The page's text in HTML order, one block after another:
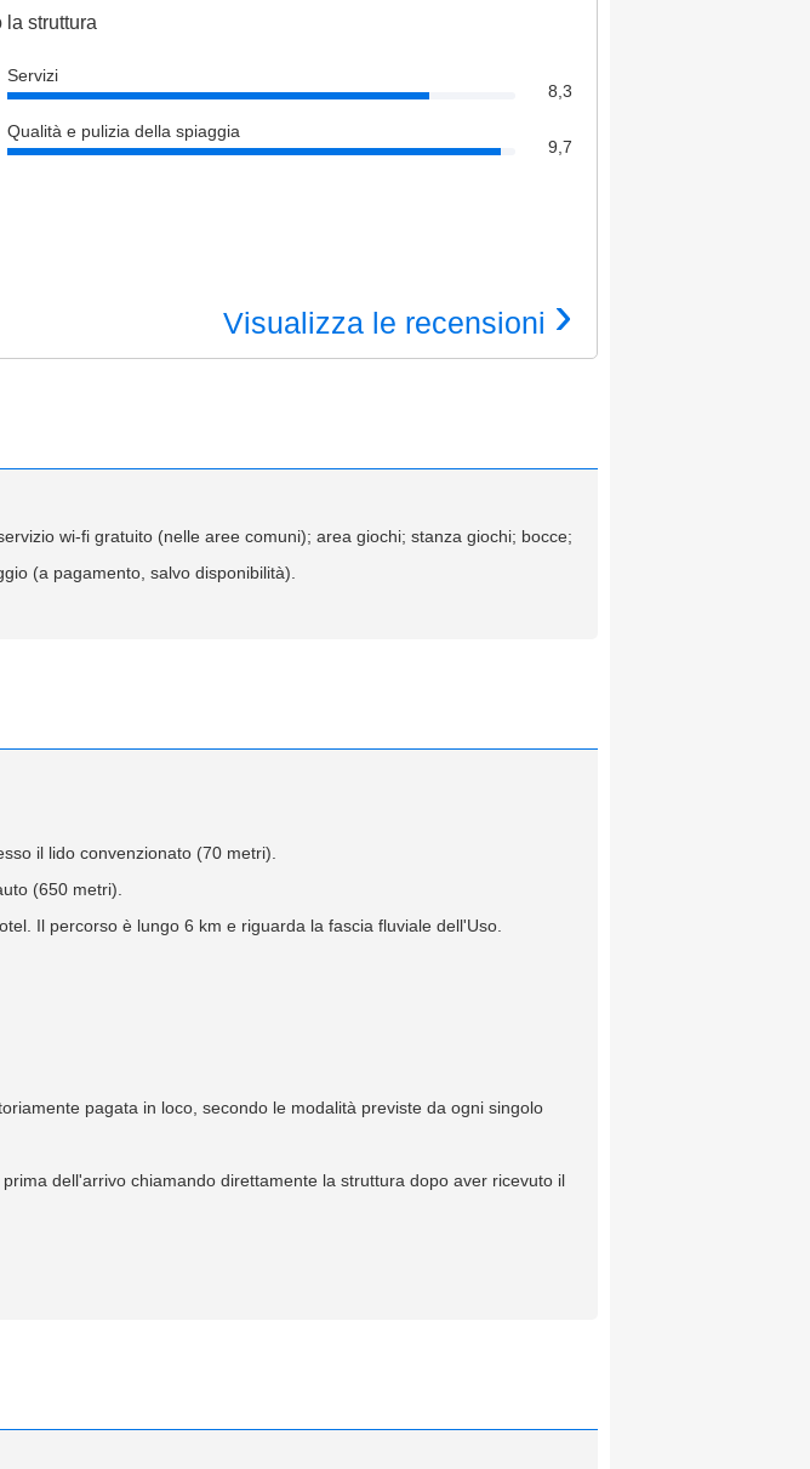
struttura
Servizi
8,3
Qualità e pulizia della spiaggia
9,7
Visualizza le recensioni ›
wi-fi gratuito (nelle aree comuni); area giochi; stanza giochi; bocce;
(a pagamento, salvo disponibilità).
il lido convenzionato (70 metri).
(650 metri).
Il percorso è lungo 6 km e riguarda la fascia fluviale dell'Uso.
pagata in loco, secondo le modalità previste da ogni singolo
dell'arrivo chiamando direttamente la struttura dopo aver ricevuto il